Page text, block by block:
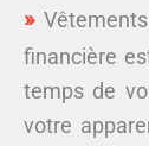
financière
temps de
votre